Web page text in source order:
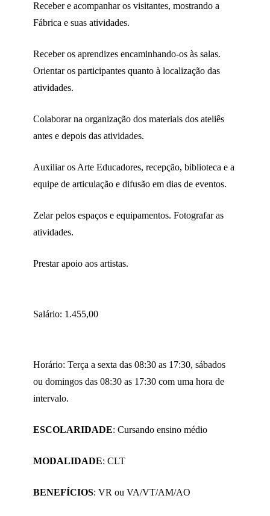
Receber e acompanhar os visitantes, mostrando a
Fábrica e suas atividades.
Receber os aprendizes encaminhando-os às salas.
Orientar os participantes quanto à localização das
atividades.
Colaborar na organização dos materiais dos ateliês
antes e depois das atividades.
Auxiliar os Arte Educadores, recepção, biblioteca e a
equipe de articulação e difusão em dias de eventos.
Zelar pelos espaços e equipamentos. Fotografar as
atividades.
Prestar apoio aos artistas.
Salário: 1.455,00
Horário: Terça a sexta das 08:30 as 17:30, sábados
ou domingos das 08:30 as 17:30 com uma hora de
intervalo.
ESCOLARIDADE: Cursando ensino médio
MODALIDADE: CLT
BENEFÍCIOS: VR ou VA/VT/AM/AO